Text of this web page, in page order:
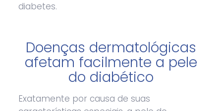
diabetes.
Doenças dermatológicas
afetam facilmente a pele
do diabético
Exatamente por causa de suas